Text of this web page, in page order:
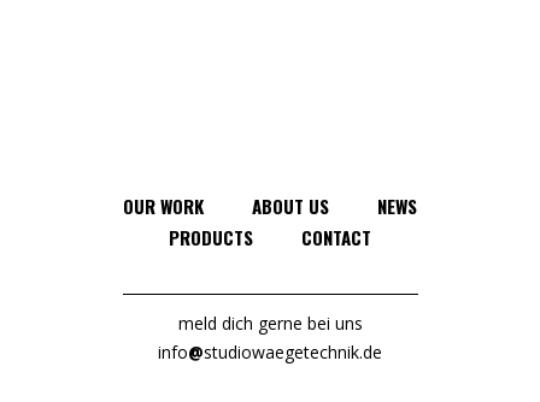
OUR WORK ABOUT US
NEWS
PRODUCTS
CONTACT
meld dich gerne bei uns
info@studiowaegetechnik.de